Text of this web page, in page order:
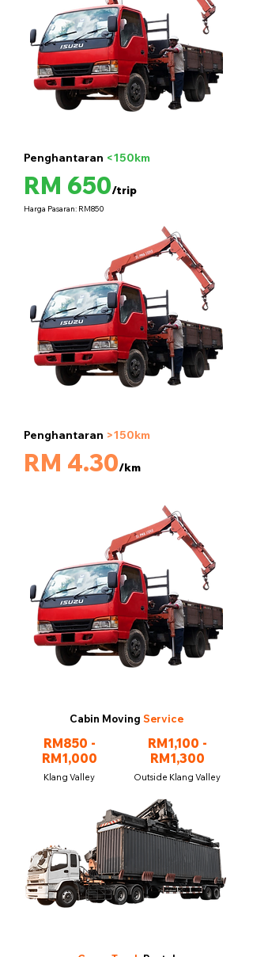
Penghantaran <150km
RM 650/trip
Harga Pasaran: RM850
Penghantaran >150km
RM 4.30/km
Cabin Moving Service
RM850 -
RM1,000
Klang Valley
RM1,100 -
RM1,300
Outside Klang Valley